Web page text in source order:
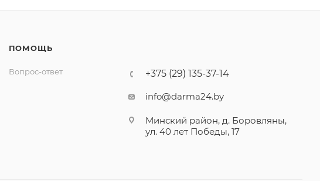
ПОМОЩЬ
Вопрос-ответ +375 (29) 135-37-14
info@darma24.by
Минский район, д. Боровляны,
ул. 40 лет Победы, 17